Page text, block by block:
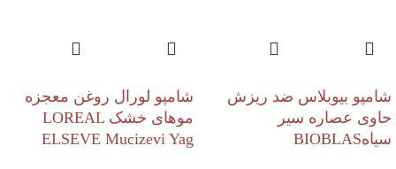
شامپو بیوبلاس ضد ریزش
حاوی عصاره سیر
سیاهBIOBLAS
شامپو لورال روغن معجزه
موهای خشک LOREAL
ELSEVE Mucizevi Yag